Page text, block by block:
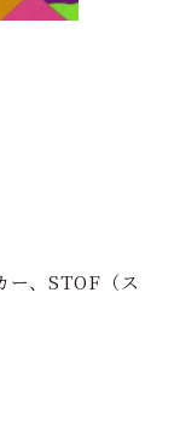
ー、STOF（ス